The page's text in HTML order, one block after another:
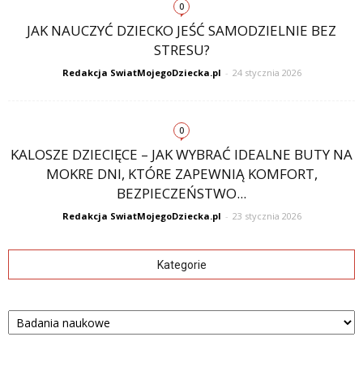
0
JAK NAUCZYĆ DZIECKO JEŚĆ SAMODZIELNIE BEZ
STRESU?
Redakcja SwiatMojegoDziecka.pl - 24 stycznia 2026
0
KALOSZE DZIECIĘCE – JAK WYBRAĆ IDEALNE BUTY NA
MOKRE DNI, KTÓRE ZAPEWNIĄ KOMFORT,
BEZPIECZEŃSTWO...
Redakcja SwiatMojegoDziecka.pl - 23 stycznia 2026
Kategorie
Kategorie